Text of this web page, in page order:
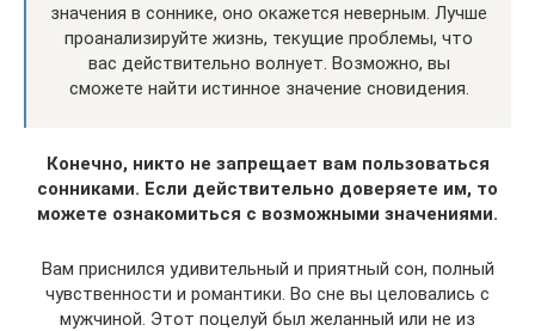
значения в соннике, оно окажется неверным. Лучше
проанализируйте жизнь, текущие проблемы, что
вас действительно волнует. Возможно, вы
сможете найти истинное значение сновидения.
Конечно, никто не запрещает вам пользоваться
сонниками. Если действительно доверяете им, то
можете ознакомиться с возможными значениями.
Вам приснился удивительный и приятный сон, полный
чувственности и романтики. Во сне вы целовались с
мужчиной. Этот поцелуй был желанный или не из